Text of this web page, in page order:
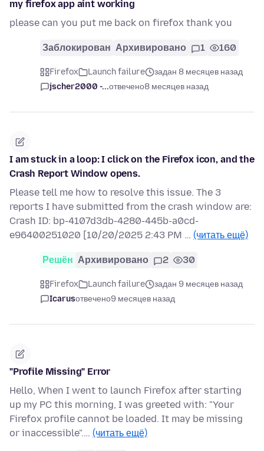
my firefox app aint working
please can you put me back on firefox thank you
Заблокирован Архивировано 1 160
Firefox Launch failure
задан 8 месяцев назад
jscher2000 -...отвечено8 месяцев назад
I am stuck in a loop: I click on the Firefox icon, and the
Crash Report Window opens.
Please tell me how to resolve this issue. The 3
reports I have submitted from the crash window are:
Crash ID: bp-4107d3db-4280-445b-a0cd-
e96400251020 [10/20/2025 2:43 PM … (читать ещё)
Решён Архивировано 2 30
Firefox Launch failure
задан 9 месяцев назад
Icarusотвечено9 месяцев назад
"Profile Missing" Error
Hello, When I went to launch Firefox after starting
up my PC this morning, I was greeted with: "Your
Firefox profile cannot be loaded. It may be missing
or inaccessible".… (читать ещё)